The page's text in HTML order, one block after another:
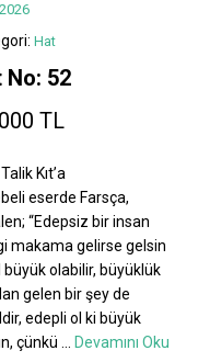
Hat
No: 52
TL
Kıt’a
eserde Farsça,
“Edepsiz bir insan
makama gelirse gelsin
büyük olabilir, büyüklük
gelen bir şey de
edepli ol ki büyük
çünkü ... Devamını Oku